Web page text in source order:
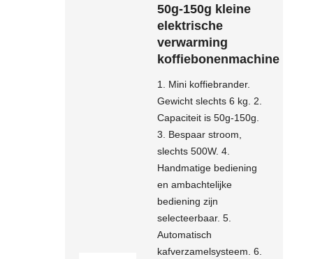
50g-150g kleine
elektrische
verwarming
koffiebonenmachine
1. Mini koffiebrander.
Gewicht slechts 6 kg. 2.
Capaciteit is 50g-150g.
3. Bespaar stroom,
slechts 500W. 4.
Handmatige bediening
en ambachtelijke
bediening zijn
selecteerbaar. 5.
Automatisch
kafverzamelsysteem. 6.